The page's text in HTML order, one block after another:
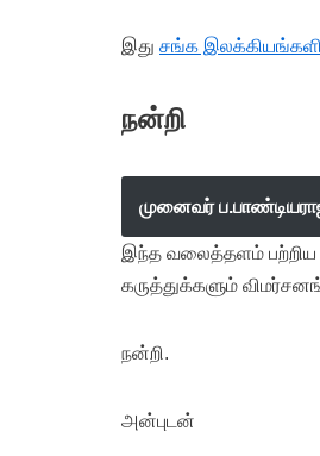
இது சங்க
நன்றி
முனைவர்
இந்த வலைத்தளம்
கருத்துக்களும்
நன்றி.
அன்புடன்